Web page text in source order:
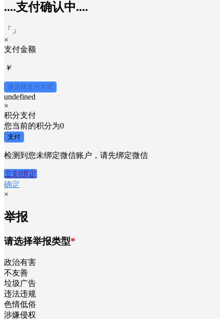
￥undefined
「
×
「」
×
支付金额
￥
请选择支付方式
×
积分支付
您当前的积分为
支付
立刻绑定
确定
×
举报
请选择举报类型
政治有害